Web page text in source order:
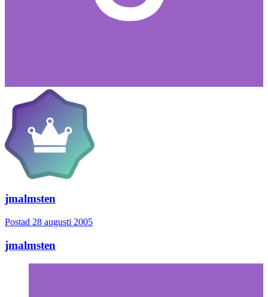
jmalmsten
Postad 28 augusti 2005
jmalmsten